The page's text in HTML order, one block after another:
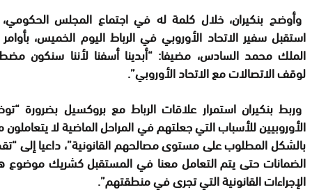
وأوضح بنكيران، خلال كلمة له في اجتماع المجلس الحكومي،
استقبل سفير الاتحاد الأوروبي في الرباط اليوم الخميس،
الملك محمد السادس، مضيفا: “أبدينا أسفنا لأننا سنكون
لوقف الاتصالات مع الاتحاد الأوروبي”.
وربط بنكيران استمرار علاقات الرباط مع بروكسيل بضرورة
الأوروبيين للأسباب التي جعلتهم في المراحل الماضية لا يتعاملون
بالشكل المطلوب على مستوى مصالحهم القانونية”، داعيا إلى
الضمانات حتى يتم التعامل معنا في المستقبل كشريك موضوع
الإجراءات القانونية التي تجرى في منطقتهم”.